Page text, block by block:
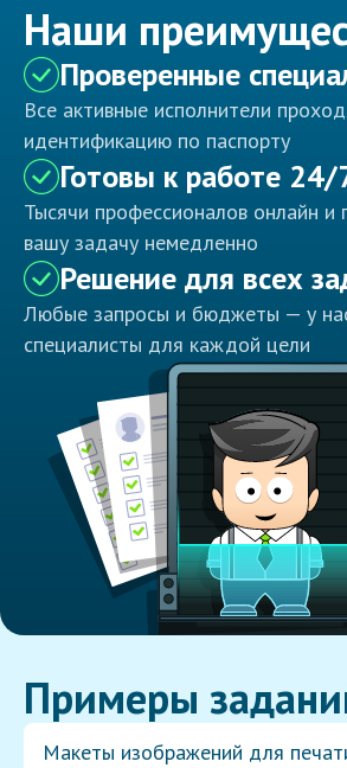
Наши
Проверенные
Все активные исполнители
идентификацию по паспорту
Готовы к работе 24/
Тысячи профессионалов онлайн и
вашу задачу немедленно
Решение для всех
Любые запросы и бюджеты — у
специалисты для каждой цели
Примеры
Макеты изображений для